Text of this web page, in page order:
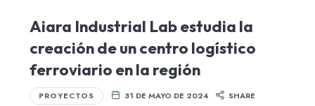
Aiara Industrial Lab estudia la
creación de un centro logístico
ferroviario en la región
PROYECTOS 31 DE MAYO DE 2024 SHARE